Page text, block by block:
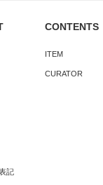
記
CONTENTS
ITEM
CURATOR